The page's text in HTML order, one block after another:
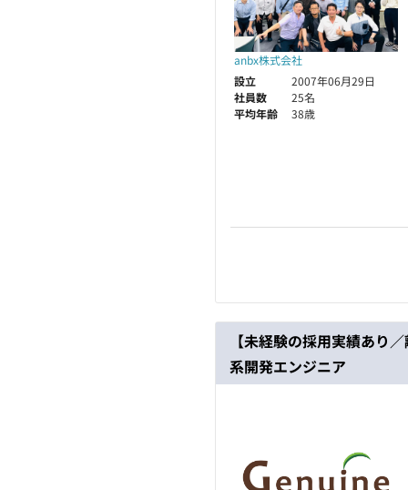
anbx株式会社
設立
2007年06月29日
社員数
25名
平均年齢
38歳
【未経験の採用実績あり
系開発エンジニア